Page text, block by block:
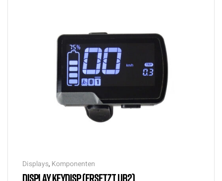
Displays, Komponenten
DISPLAY KEYDISP (ERSETZT UB2)